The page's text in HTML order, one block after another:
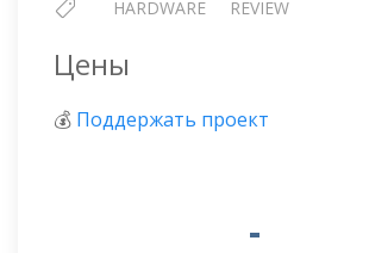
HARDWARE REVIEW
Цены
💰 Поддержать проект